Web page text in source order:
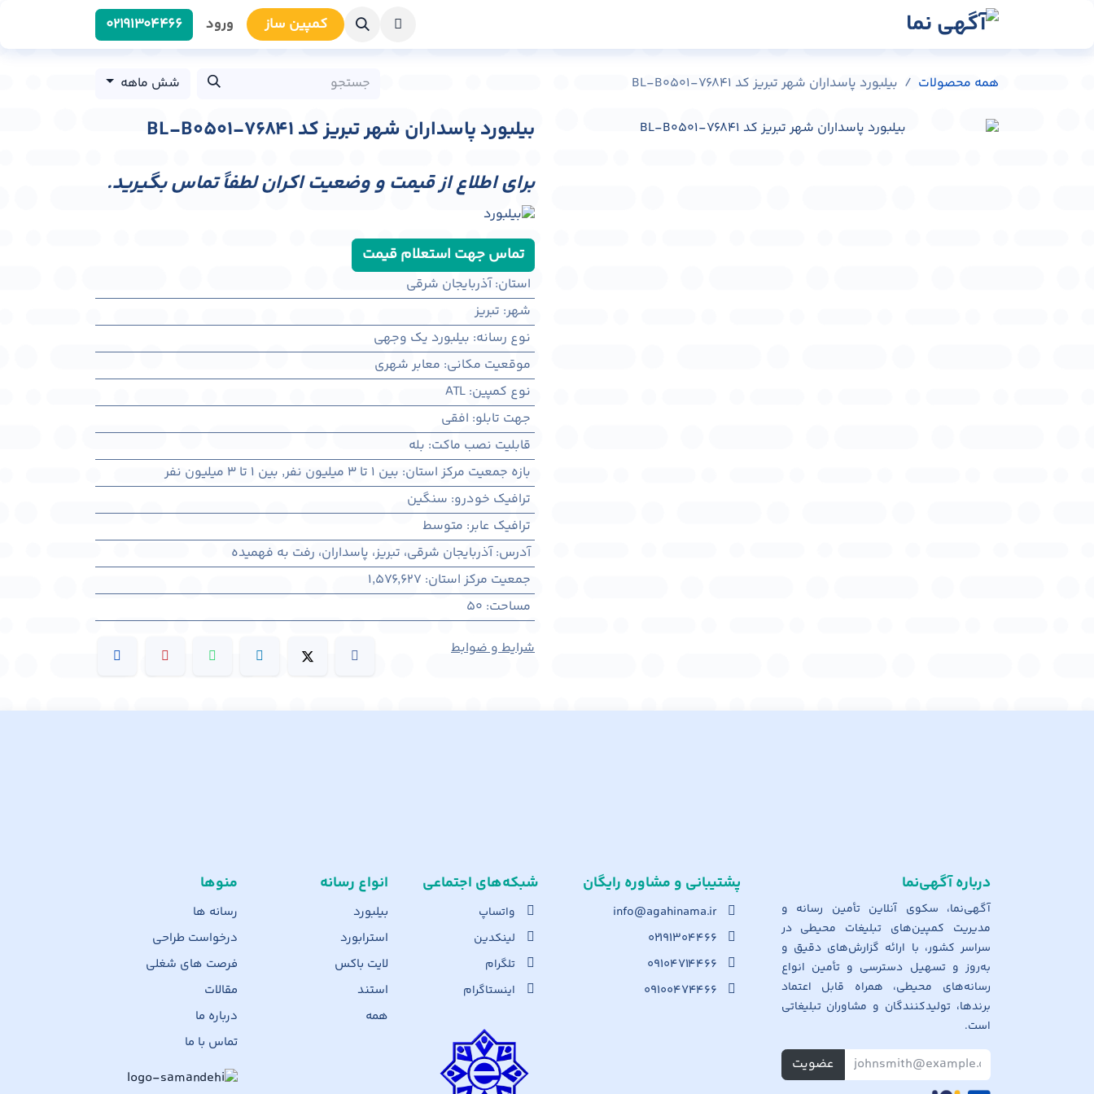
کمپین سا​​ز ورود 0219​1304466
همه محصولات بیلبورد پاسداران شهر تبریز کد BL-B0501-76841 شش ماهه
بیلبورد پاسداران شهر تبریز کد BL-B0501-76841
برای اطلاع از قیمت و وضعیت اکران لطفاً تماس بگیرید.
تماس جهت استعلام قیمت
استان:آذربایجان شرقی
شهر: تبريز
نوع رسانه: بیلبورد یک وجهی
موقعیت مکانی: معابر شهری
نوع کمپین:
ATL
جهت تابلو: افقی
قابلیت نصب ماکت: بله
بازه جمعیت مرکز استان: بین ۱ تا ۳ میلیون نفر , بین ۱ تا ۳ میلیون نفر
ترافیک خودرو: سنگین
ترافیک عابر: متوسط
آدرس:آذربايجان شرقی، تبريز، پاسداران، رفت به فهمیده
جمعیت مرکز استان:
1,576,627
مساحت:
50
شرایط و ضوابط
منوها
رسانه ها
درخواست طراحی
فرصت های شغلی
مقالات
درباره ما
تماس با ما
انواع رسانه
بیلبورد
استرابورد
لایت باکس
استند
همه
شبکه‌های اجت​ماعی
واتساپ
لینکدین
تلگرام
اینستاگرام
پشتیبانی و مشاوره رایگان
info@agahinama.ir
۰۲۱۹۱۳۰۴۴۶۶
۰۹۱۰۴۷۱۴۴۶۶
۰۹۱۰۰۴۷۴۴۶۶
درباره آگهی‌نما
آگهی‌نما، سکوی آنلاین تأمین رسانه و
مدیریت کمپین‌های تبلیغات محیطی در
سراسر کشور، با ارائه گزارش‌های دقیق و
به‌روز و تسهیل دسترسی و تأمین انواع
رسانه‌های محیطی، همراه قابل اعتماد
برندها، تولیدکنندگان و مشاوران تبلیغاتی
است.
عضویت